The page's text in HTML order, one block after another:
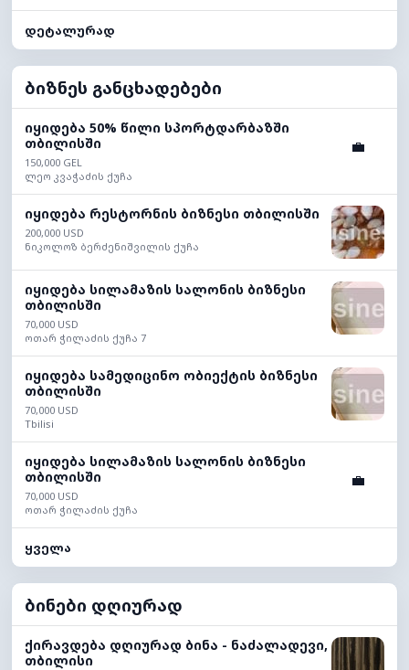
დეტალურად
ბიზნეს განცხადებები
იყიდება 50% წილი სპორტდარბაზში
თბილისში
150,000 GEL
ლეო კვაჭაძის ქუჩა
💼
იყიდება რესტორნის ბიზნესი თბილისში
200,000 USD
ნიკოლოზ ბერძენიშვილის ქუჩა
იყიდება სილამაზის სალონის ბიზნესი
თბილისში
70,000 USD
ოთარ ჭილაძის ქუჩა 7
იყიდება სამედიცინო ობიექტის ბიზნესი
თბილისში
70,000 USD
Tbilisi
იყიდება სილამაზის სალონის ბიზნესი
თბილისში
70,000 USD
ოთარ ჭილაძის ქუჩა
💼
ყველა
ბინები დღიურად
ქირავდება დღიურად ბინა - ნაძალადევი,
თბილისი